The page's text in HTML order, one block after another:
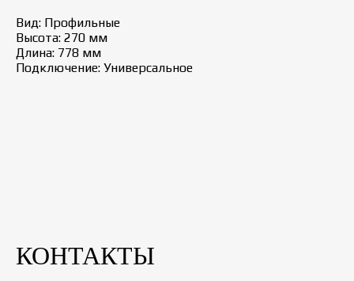
Вид: Профильные
Высота: 270 мм
Длина: 778 мм
Подключение: Универсальное
КОНТАКТЫ